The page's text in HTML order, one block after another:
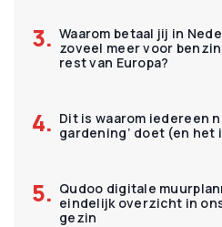
Waarom betaal jij in
zoveel meer voor
rest van Europa?
Dit is waarom iedereen
gardening’ doet (en het
Qudoo digitale
eindelijk overzicht in
gezin